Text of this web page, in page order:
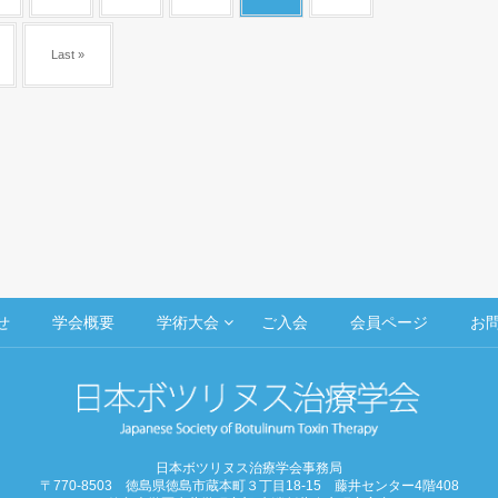
Last »
学会概要 学術大会 ご入会 会員ページ お
日本ボツリヌス治療学会事務局
〒770-8503 徳島県徳島市蔵本町３丁目18-15 藤井センター4階408